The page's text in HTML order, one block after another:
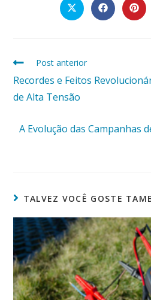
Abre
em
Abre
em
Abre
em
Read
more
articles
Post anterior
Recordes e Feitos
de Alta Tensão
A Evolução das Campanhas
TALVEZ VOCÊ GOSTE